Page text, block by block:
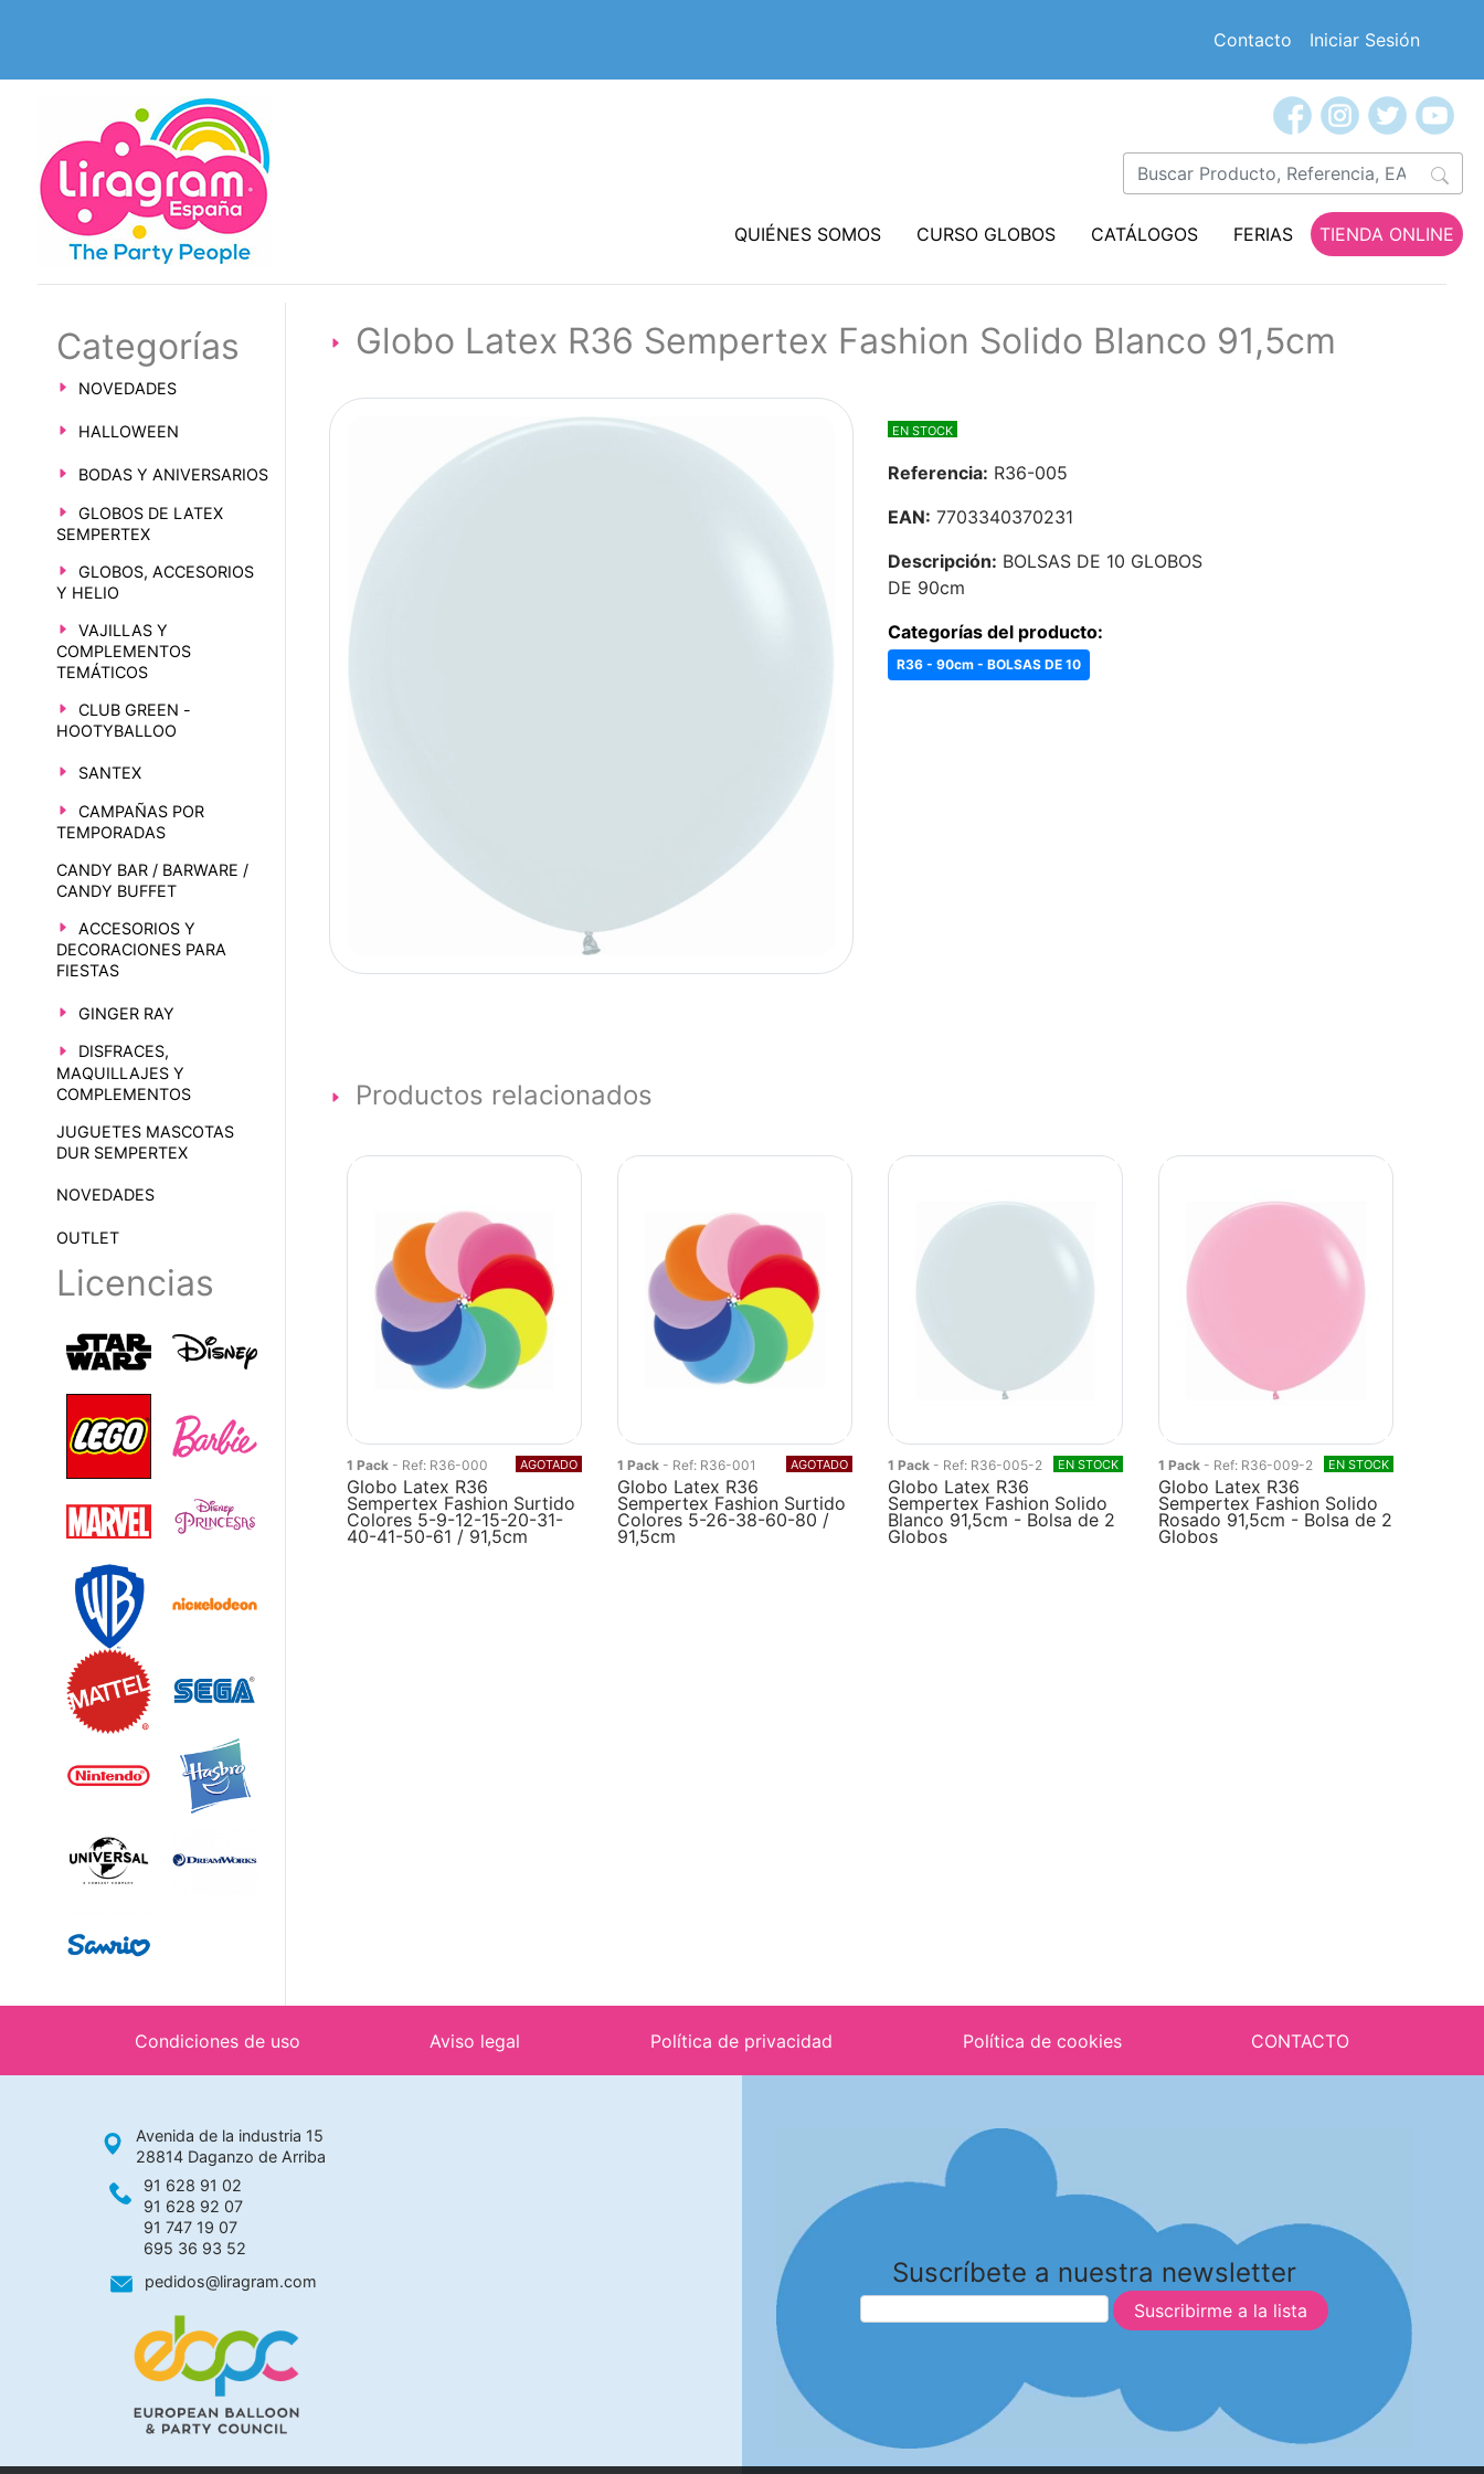
Contacto Iniciar Sesión
QUIÉNES SOMOS CURSO GLOBOS CATÁLOGOS FERIAS TIENDA ONLINE
Categorías
NOVEDADES
HALLOWEEN
BODAS Y ANIVERSARIOS
GLOBOS DE LATEX
SEMPERTEX
GLOBOS, ACCESORIOS
Y HELIO
VAJILLAS Y
COMPLEMENTOS
TEMÁTICOS
CLUB GREEN -
HOOTYBALLOO
SANTEX
CAMPAÑAS POR
TEMPORADAS
CANDY BAR / BARWARE /
CANDY BUFFET
ACCESORIOS Y
DECORACIONES PARA
FIESTAS
GINGER RAY
DISFRACES,
MAQUILLAJES Y
COMPLEMENTOS
JUGUETES MASCOTAS
DUR SEMPERTEX
NOVEDADES
OUTLET
Licencias
Globo Latex R36 Sempertex Fashion Solido Blanco 91,5cm
EN STOCK
Referencia: R36-005
EAN: 7703340370231
Descripción: BOLSAS DE 10 GLOBOS
DE 90cm
Categorías del producto:
R36 - 90cm - BOLSAS DE 10
Productos relacionados
1 Pack - Ref: R36-000 AGOTADO
Globo Latex R36
Sempertex Fashion Surtido
Colores 5-9-12-15-20-31-
40-41-50-61 / 91,5cm
1 Pack - Ref: R36-001 AGOTADO
Globo Latex R36
Sempertex Fashion Surtido
Colores 5-26-38-60-80 /
91,5cm
1 Pack - Ref: R36-005-2 EN STOCK
Globo Latex R36
Sempertex Fashion Solido
Blanco 91,5cm - Bolsa de 2
Globos
1 Pack - Ref: R36-009-2 EN STOCK
Globo Latex R36
Sempertex Fashion Solido
Rosado 91,5cm - Bolsa de 2
Globos
Condiciones de uso Aviso legal Política de privacidad Política de cookies CONTACTO
Avenida de la industria 15
28814 Daganzo de Arriba
91 628 91 02
91 628 92 07
91 747 19 07
695 36 93 52
pedidos@liragram.com
Suscríbete a nuestra newsletter
Suscribirme a la lista